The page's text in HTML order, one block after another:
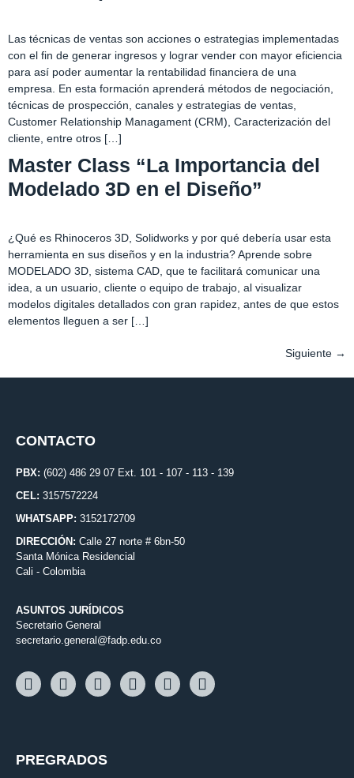
Las técnicas de ventas son acciones o estrategias implementadas
con el fin de generar ingresos y lograr vender con mayor eficiencia
para así poder aumentar la rentabilidad financiera de una
empresa. En esta formación aprenderá métodos de negociación,
técnicas de prospección, canales y estrategias de ventas,
Customer Relationship Managament (CRM), Caracterización del
cliente, entre otros […]
Master Class “La Importancia del
Modelado 3D en el Diseño”
¿Qué es Rhinoceros 3D, Solidworks y por qué debería usar esta
herramienta en sus diseños y en la industria? Aprende sobre
MODELADO 3D, sistema CAD, que te facilitará comunicar una
idea, a un usuario, cliente o equipo de trabajo, al visualizar
modelos digitales detallados con gran rapidez, antes de que estos
elementos lleguen a ser […]
Siguiente →
CONTACTO
PBX: (602) 486 29 07 Ext. 101 - 107 - 113 - 139
CEL: 3157572224
WHATSAPP: 3152172709
DIRECCIÓN: Calle 27 norte # 6bn-50
Santa Mónica Residencial
Cali - Colombia
ASUNTOS JURÍDICOS
Secretario General
secretario.general@fadp.edu.co
PREGRADOS